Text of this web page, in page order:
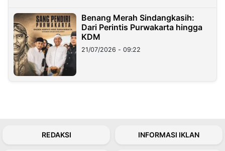
Benang Merah Sindangkasih:
Dari Perintis Purwakarta hingga
KDM
21/07/2026 - 09:22
REDAKSI INFORMASI IKLAN